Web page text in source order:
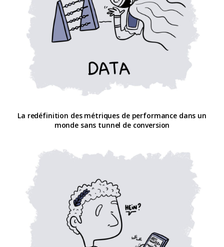
La redéfinition des métriques de performance dans un
monde sans tunnel de conversion